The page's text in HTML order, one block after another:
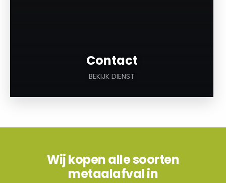
Contact
BEKIJK DIENST
Wij kopen alle soorten
metaalafval in